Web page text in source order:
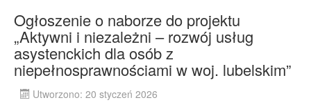
Ogłoszenie o naborze do projektu
„Aktywni i niezależni – rozwój usług
asystenckich dla osób z
niepełnosprawnościami w woj. lubelskim”
Utworzono: 20 styczeń 2026